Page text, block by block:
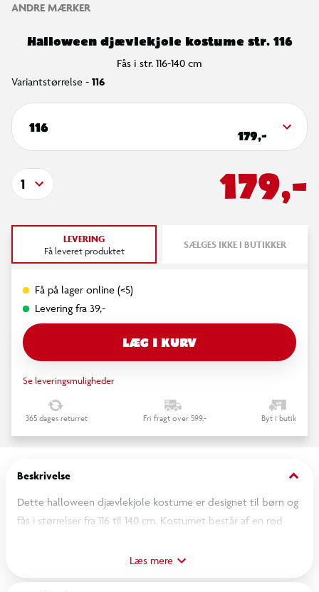
ANDRE MÆRKER
Halloween djævlekjole kostume str. 116
Fås i str. 116-140 cm
Variantstørrelse - 116
116 179,-
179,-
1
LEVERING
Få leveret produktet SÆLGES IKKE I BUTIKKER
Få på lager online (<5)
Levering fra 39,-
LÆG I KURV
Se leveringsmuligheder
365 dages returret Fri fragt over 599,- Byt i butik
Beskrivelse keyboard_arrow_down
Dette halloween djævlekjole kostume er designet til børn og
fås i størrelser fra 116 til 140 cm. Kostumet består af en rød
halloween-fester, udklædningslege eller trick-or-treat.
Kombinér med passende tilbehør som horn eller en trefork
Læs mere